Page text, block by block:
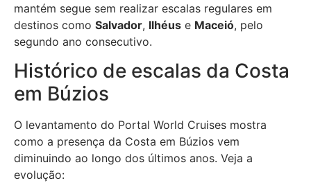
mantém segue sem realizar escalas regulares em
destinos como Salvador, Ilhéus e Maceió, pelo
segundo ano consecutivo.
Histórico de escalas da Costa
em Búzios
O levantamento do Portal World Cruises mostra
como a presença da Costa em Búzios vem
diminuindo ao longo dos últimos anos. Veja a
evolução: